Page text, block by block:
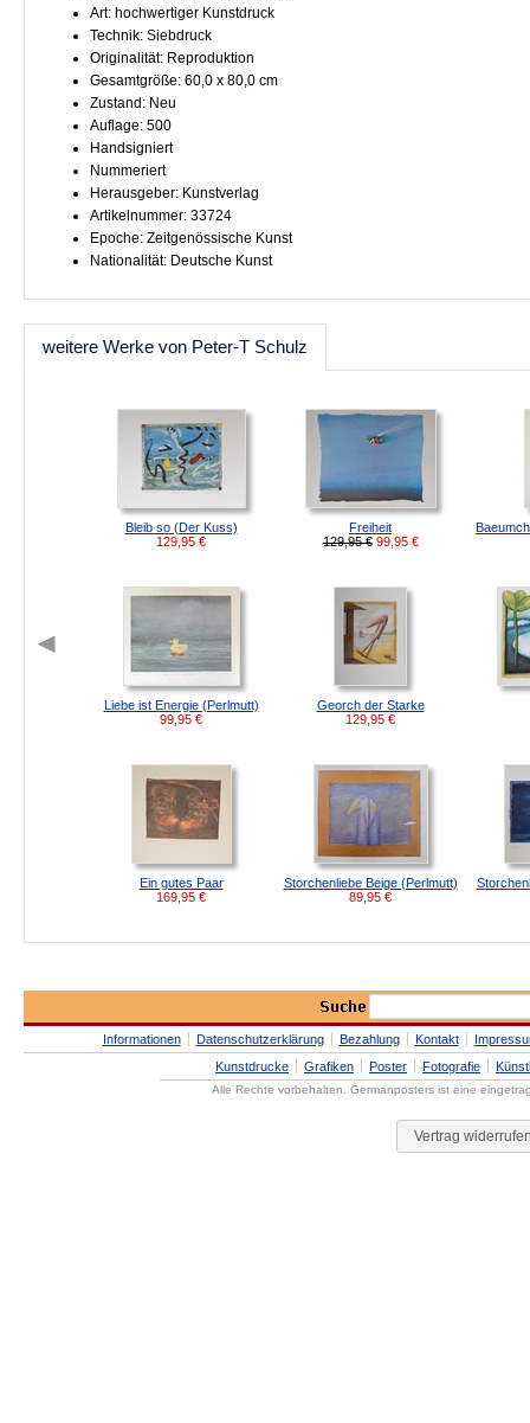
Art: hochwertiger Kunstdruck
Technik: Siebdruck
Originalität: Reproduktion
Gesamtgröße: 60,0 x 80,0 cm
Zustand: Neu
Auflage: 500
Handsigniert
Nummeriert
Herausgeber: Kunstverlag
Artikelnummer: 33724
Epoche: Zeitgenössische Kunst
Nationalität: Deutsche Kunst
weitere Werke von Peter-T Schulz
Bleib so (Der Kuss)
129,95 €
Freiheit
129,95 € 99,95 €
Liebe ist Energie (Perlmutt)
99,95 €
Georch der Starke
129,95 €
Ein gutes Paar
169,95 €
Storchenliebe Beige (Perlmutt)
89,95 €
Informationen Datenschutzerklärung Bezahlung Kontakt
Kunstdrucke
Grafiken Poster Fotografie
Alle Rechte vorbehalten. Germanposters ist eine
Vertrag